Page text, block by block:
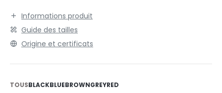
SHOPPING
Informations produit
Guide des tailles
Origine et certificats
TOUSBLACKBLUEBROWNGREYRED